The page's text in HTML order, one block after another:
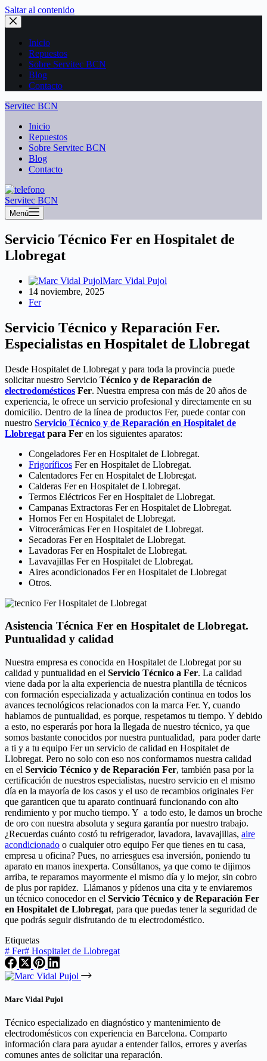
Saltar al contenido
Inicio
Repuestos
Sobre Servitec BCN
Blog
Contacto
Servitec BCN
Inicio
Repuestos
Sobre Servitec BCN
Blog
Contacto
Servitec BCN
Menú
Servicio Técnico Fer en Hospitalet de
Llobregat
Marc Vidal Pujol
14 noviembre, 2025
Fer
Servicio Técnico y Reparación Fer.
Especialistas en Hospitalet de Llobregat
Desde Hospitalet de Llobregat y para toda la provincia puede
solicitar nuestro Servicio Técnico y de Reparación de
electrodomésticos Fer. Nuestra empresa con más de 20 años de
experiencia, le ofrece un servicio profesional y directamente en su
domicilio. Dentro de la línea de productos Fer, puede contar con
nuestro Servicio Técnico y de Reparación en Hospitalet de
Llobregat para Fer en los siguientes aparatos:
Congeladores Fer en Hospitalet de Llobregat.
Frigoríficos Fer en Hospitalet de Llobregat.
Calentadores Fer en Hospitalet de Llobregat.
Calderas Fer en Hospitalet de Llobregat.
Termos Eléctricos Fer en Hospitalet de Llobregat.
Campanas Extractoras Fer en Hospitalet de Llobregat.
Hornos Fer en Hospitalet de Llobregat.
Vitrocerámicas Fer en Hospitalet de Llobregat.
Secadoras Fer en Hospitalet de Llobregat.
Lavadoras Fer en Hospitalet de Llobregat.
Lavavajillas Fer en Hospitalet de Llobregat.
Aires acondicionados Fer en Hospitalet de Llobregat
Otros.
Asistencia Técnica Fer en Hospitalet de Llobregat.
Puntualidad y calidad
Nuestra empresa es conocida en Hospitalet de Llobregat por su
calidad y puntualidad en el Servicio Técnico a Fer. La calidad
viene dada por la alta experiencia de nuestra plantilla de técnicos
con formación especializada y actualización continua en todos los
avances tecnológicos relacionados con la marca Fer. Y, cuando
hablamos de puntualidad, es porque, respetamos tu tiempo. Y debido
a esto, no esperarás por hora la llegada de nuestro técnico, ya que
somos bastante conocidos por nuestra puntualidad, para poder darte
a ti y a tu equipo Fer un servicio de calidad en Hospitalet de
Llobregat. Pero no solo con eso nos conformamos nuestra calidad
en el Servicio Técnico y de Reparación Fer, también pasa por la
certificación de nuestros especialistas, nuestro servicio en el mismo
día en la mayoría de los casos y el uso de recambios originales Fer
que garanticen que tu aparato continuará funcionando con alto
rendimiento y por mucho tiempo. Y a todo esto, le damos un broche
de oro con nuestra absoluta y segura garantía por nuestro trabajo.
¿Recuerdas cuánto costó tu refrigerador, lavadora, lavavajillas, aire
acondicionado o cualquier otro equipo Fer que tienes en tu casa,
empresa u oficina? Pues, no arriesgues esa inversión, poniendo tu
aparato en manos inexperta. Consúltanos, ya que como te dijimos
arriba, te reparamos mayormente el mismo día y lo mejor, sin cobro
de plus por rapidez. Llámanos y pídenos una cita y te enviaremos
un técnico conocedor en el Servicio Técnico y de Reparación Fer
en Hospitalet de Llobregat, para que puedas tener la seguridad de
que podrás seguir disfrutando de tu electrodoméstico.
Etiquetas
# Fer# Hospitalet de Llobregat
Marc Vidal Pujol
Técnico especializado en diagnóstico y mantenimiento de
electrodomésticos con experiencia en Barcelona. Comparto
información clara para ayudar a entender fallos, errores y averías
comunes antes de solicitar una reparación.